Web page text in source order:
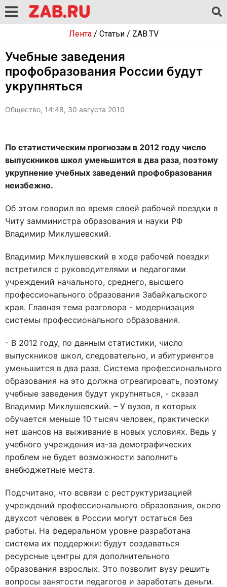
Лента/ Статьи/ ZAB.TV
Учебные заведения
профобразования России будут
укрупняться
Общество, 14:48, 30 августа 2010
По статистическим прогнозам в 2012 году число
выпускников школ уменьшится в два раза, поэтому
укрупнение учебных заведений профобразования
неизбежно.
Об этом говорил во время своей рабочей поездки в
Читу замминистра образования и науки РФ
Владимир Миклушевский.
Владимир Миклушевский в ходе рабочей поездки
встретился с руководителями и педагогами
учреждений начального, среднего, высшего
профессионального образования Забайкальского
края. Главная тема разговора - модернизация
системы профессионального образования.
- В 2012 году, по данным статистики, число
выпускников школ, следовательно, и абитуриентов
уменьшится в два раза. Система профессионального
образования на это должна отреагировать, поэтому
учебные заведения будут укрупняться, - сказал
Владимир Миклушевский. – У вузов, в которых
обучается меньше 10 тысяч человек, практически
нет шансов на выживание в новых условиях. Ведь у
учебного учреждения из-за демографических
проблем не будет возможности заполнить
внебюджетные места.
Подсчитано, что всвязи с реструктуризацией
учреждений профессионального образования, около
двухсот человек в России могут остаться без
работы. На федеральном уровне разработана
система их поддержки: будут создаваться
ресурсные центры для дополнительного
образования взрослых. Это позволит вузу решить
вопросы занятости педагогов и заработать деньги.